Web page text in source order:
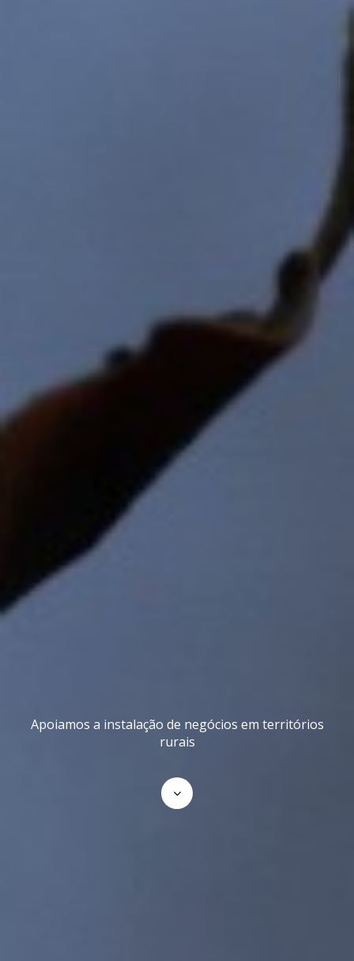
Apoiamos a instalação de negócios em territórios
rurais